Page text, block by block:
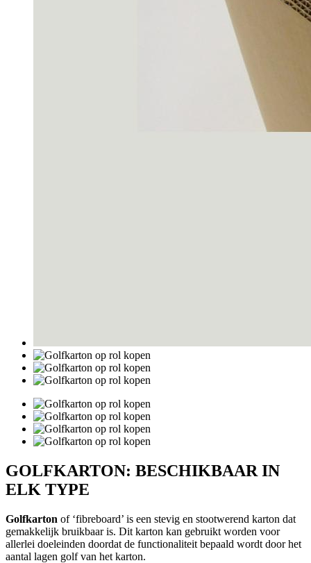
GOLFKARTON: BESCHIKBAAR IN
ELK TYPE
Golfkarton of ‘fibreboard’ is een stevig en stootwerend karton dat
gemakkelijk bruikbaar is. Dit karton kan gebruikt worden voor
allerlei doeleinden doordat de functionaliteit bepaald wordt door het
aantal lagen golf van het karton.